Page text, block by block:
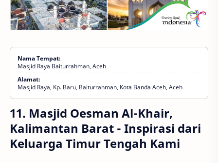
Nama Tempat:
Masjid Raya Baiturrahman, Aceh
Alamat:
Masjid Raya, Kp. Baru, Baiturrahman, Kota Banda Aceh, Aceh
11. Masjid Oesman Al-Khair,
Kalimantan Barat - Inspirasi dari
Keluarga Timur Tengah Kami